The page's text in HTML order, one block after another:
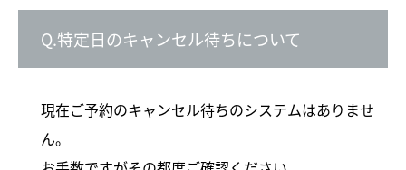
Q.特定日のキャンセル待ちについて
現在ご予約のキャンセル待ちのシステムはありませ
ん。